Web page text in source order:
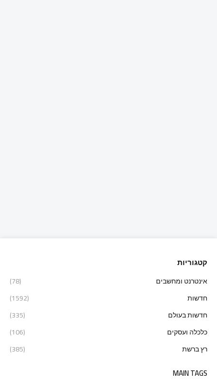
קטגוריות
אינטרנט ומחשבים
(78)
חדשות
(1592)
חדשות בעולם
(335)
כלכלה ועסקים
(106)
רץ ברשת
(385)
MAIN TAGS